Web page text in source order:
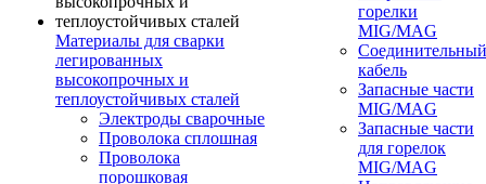
Материалы для сварки
легированных
высокопрочных и
теплоустойчивых сталей
Электроды сварочные
Проволока сплошная
Проволока
порошковая
горелки
MIG/MAG
Соединительный
кабель
Запасные части
MIG/MAG
Запасные части
для горелок
MIG/MAG